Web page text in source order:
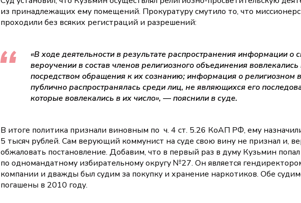
из принадлежащих ему помещений. Прокуратуру смутило то, что
проходили без всяких регистраций и разрешений:
«В ходе деятельности в результате распространения информации о
вероучении в состав членов религиозного объединения
посредством обращения к их сознанию; информация о религиозном
публично распространялась среди лиц, не являющихся его
которые вовлекались в их число», — пояснили в суде.
В итоге политика признали виновным по ч. 4 ст. 5.26 КоАП РФ, ему
5 тысяч рублей. Сам верующий коммунист на суде свою вину не признал и,
обжаловать постановление. Добавим, что в первый раз в думу Кузьмин
по одномандатному избирательному округу №27. Он является
компании и дважды был судим за покупку и хранение наркотиков. Обе
погашены в 2010 году.